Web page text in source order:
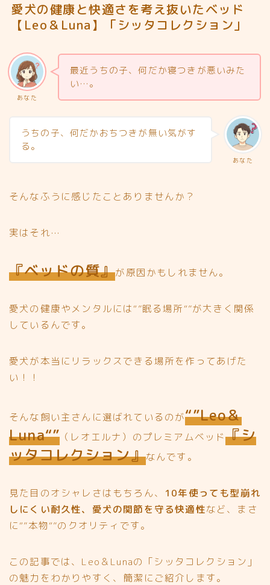
愛犬の健康と快適さを考え抜いたベッド
【Leo＆Luna】「シッタコレクション」
あなた
最近うちの子、何だか寝つきが悪いみた
い…。
あなた
うちの子、何だかおちつきが無い気がす
る。
そんなふうに感じたことありませんか？
実はそれ…
『ベッドの質』が原因かもしれません。
愛犬の健康やメンタルには“”眠る場所“”が大きく関係
しているんです。
愛犬が本当にリラックスできる場所を作ってあげた
い！！
そんな飼い主さんに選ばれているのが“”Leo＆
Luna“” （レオエルナ）のプレミアムベッド『シ
ッタコレクション』なんです。
見た目のオシャレさはもちろん、 10年使っても型崩れ
しにくい耐久性、愛犬の関節を守る快適性など、まさ
に“”本物“”のクオリティです。
この記事では、Leo＆Lunaの「シッタコレクション」
の魅力をわかりやすく、簡潔にご紹介します。